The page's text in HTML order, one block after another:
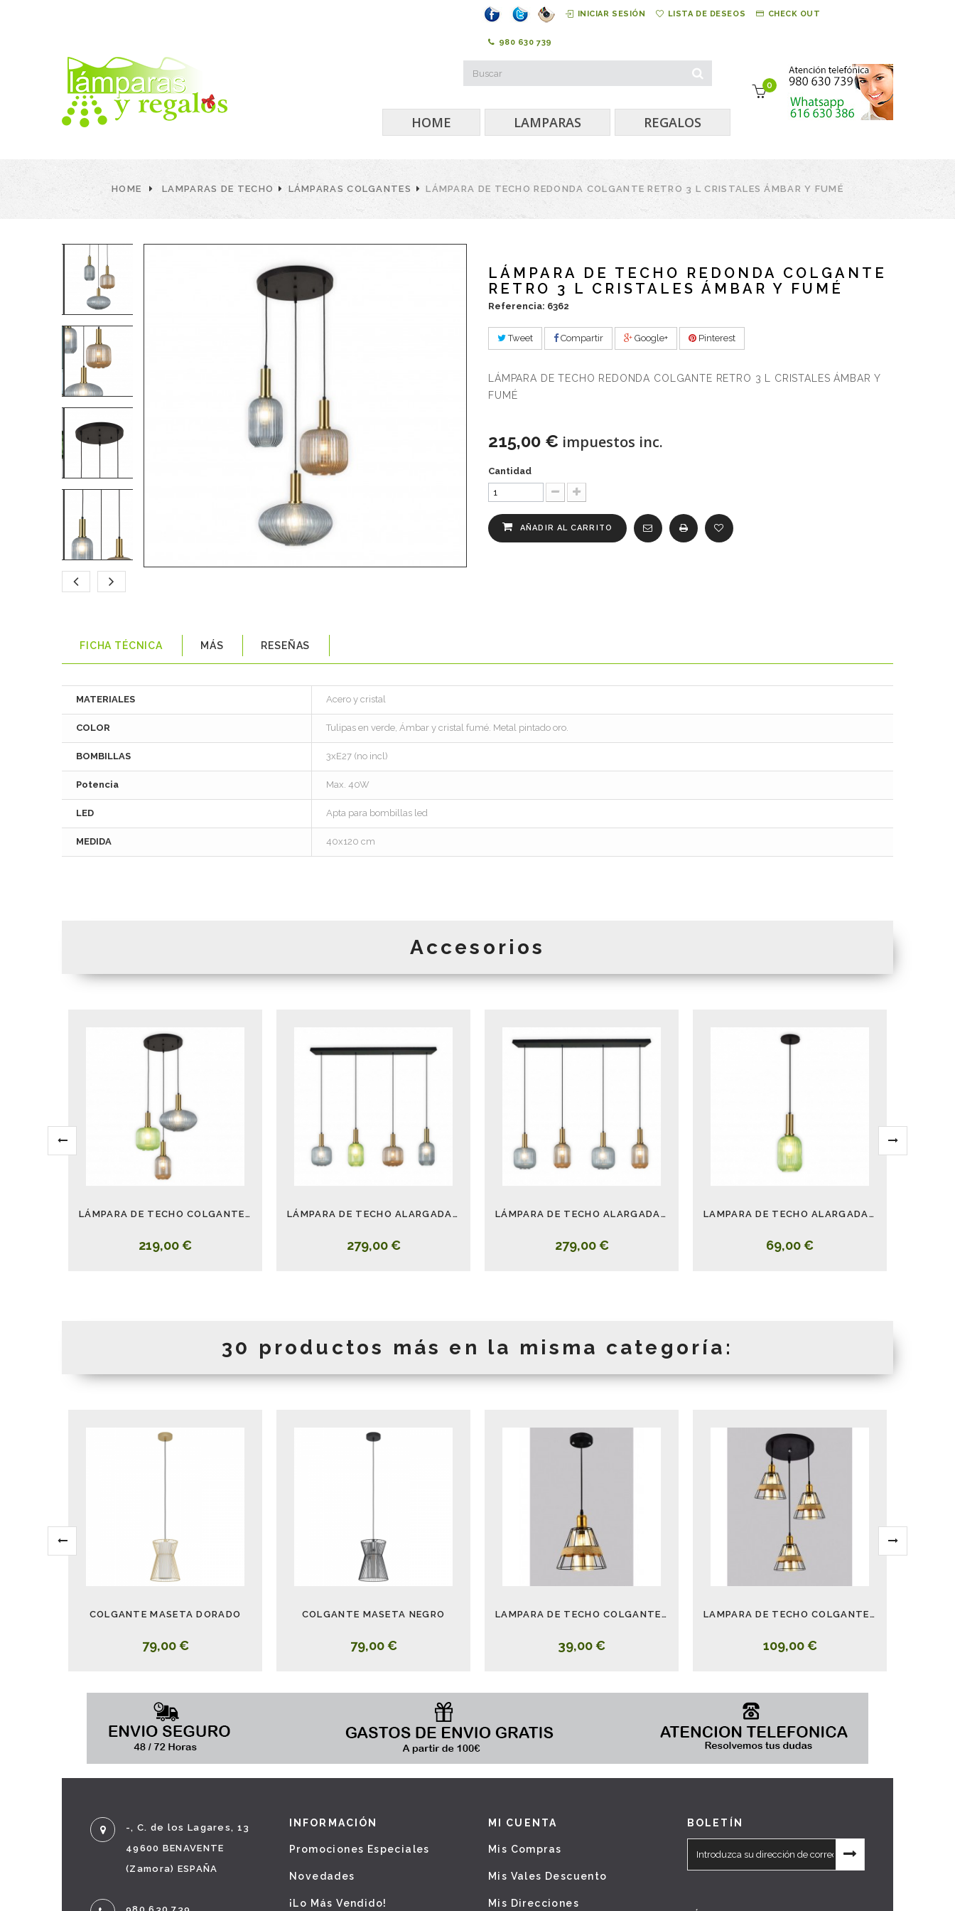
INICIAR SESIÓN LISTA DE DESEOS CHECK OUT
980 630 739
0
HOME LAMPARAS REGALOS
HOME LAMPARAS DE TECHO LÁMPARAS COLGANTES LÁMPARA DE TECHO REDONDA COLGANTE RETRO 3 L CRISTALES ÁMBAR Y FUMÉ
LÁMPARA DE TECHO REDONDA COLGANTE
RETRO 3 L CRISTALES ÁMBAR Y FUMÉ
Referencia: 6362
Tweet Compartir Google+ Pinterest
LÁMPARA DE TECHO REDONDA COLGANTE RETRO 3 L CRISTALES ÁMBAR Y
FUMÉ
215,00 € impuestos inc.
Cantidad
AÑADIR AL CARRITO
FICHA TÉCNICA MÁS RESEÑAS
MATERIALES Acero y cristal
COLOR Tulipas en verde, Ámbar y cristal fumé. Metal pintado oro.
BOMBILLAS 3xE27 (no incl)
Potencia Max. 40W
LED Apta para bombillas led
MEDIDA 40x120 cm
Accesorios
LÁMPARA DE TECHO COLGANTE REDONDA RETRO CRISTALES COLORES VERDE
219,00 €
LÁMPARA DE TECHO ALARGADA RETRO CRISTALES COLORES VERDE
279,00 €
LÁMPARA DE TECHO ALARGADA RETRO 3 L CRISTALES COLORES FUMÉ
279,00 €
LAMPARA DE TECHO ALARGADA COLGANTE RETRO CRISTAL VERDE
69,00 €
30 productos más en la misma categoría:
COLGANTE MASETA DORADO
79,00 €
COLGANTE MASETA NEGRO
79,00 €
LAMPARA DE TECHO COLGANTE CAMPANA METAL CUERDA
39,00 €
LAMPARA DE TECHO COLGANTE CON PLAFON CAMPANA METAL CUERDA
109,00 €
-, C. de los Lagares, 13
49600 BENAVENTE
(Zamora) ESPAÑA
INFORMACIÓN
Promociones Especiales
Novedades
¡Lo Más Vendido!
MI CUENTA
Mis Compras
Mis Vales Descuento
Mis Direcciones
BOLETÍN